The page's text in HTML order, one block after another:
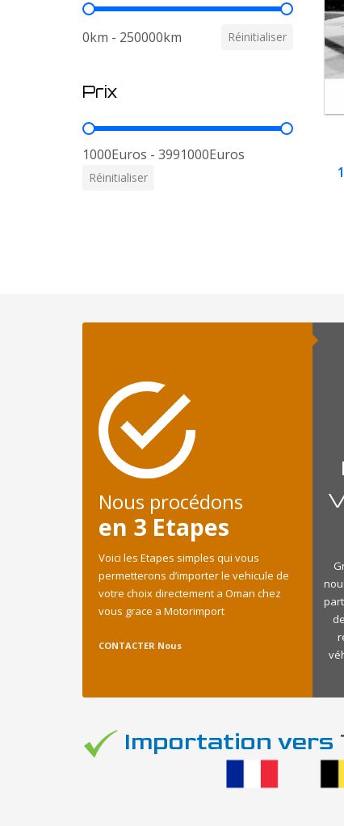
Kilometrage
0km - 250000km Réinitialiser
Prix
Prix
1000Euros - 3991000Euros
Réinitialiser 1
Nous procédons
en 3 Etapes
Voici les Etapes simples qui vous
permetterons d’importer le vehicule de
votre choix directement a Oman chez
vous grace a Motorimport
CONTACTER Nous
Importation vers